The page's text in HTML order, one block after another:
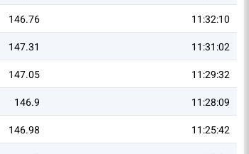
11:32:10
146.76
11:31:02
147.31
11:29:32
147.05
11:28:09
146.9
11:25:42
146.98